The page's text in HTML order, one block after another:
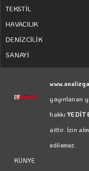
TEKSTİL
HAVACILIK
DENİZCİLİK
SANAYİ
yayınlanan
hakkı
aittir. İzin
edilemez.
KÜNYE